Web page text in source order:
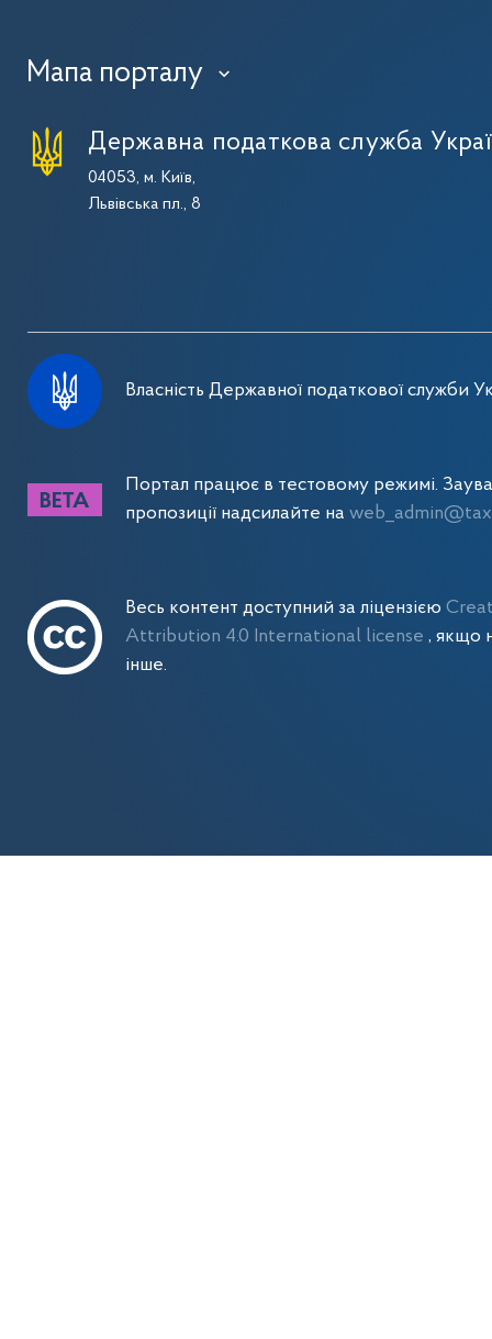
Мапа порталу ›
Державна податкова служба
04053, м. Київ,
Львівська пл., 8
Власність Державної податкової служби
Портал працює в тестовому режимі.
пропозиції надсилайте на
Весь контент доступний за ліцензією
Attribution 4.0 International license, якщо
інше.